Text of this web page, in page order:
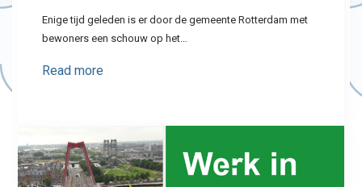
Enige tijd geleden is er door de gemeente Rotterdam met
bewoners een schouw op het…
Read more